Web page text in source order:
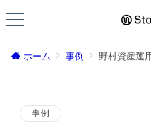
ホーム 事例 野村資産運
事例